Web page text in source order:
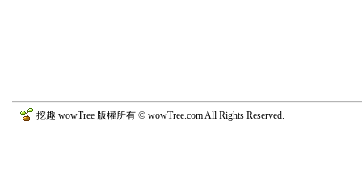
挖趣 wowTree 版權所有 © wowTree.com All Rights Reserved.